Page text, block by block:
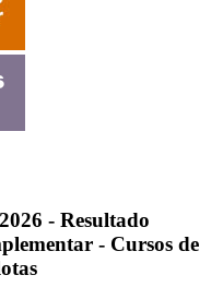
- Resultado
- Cursos de